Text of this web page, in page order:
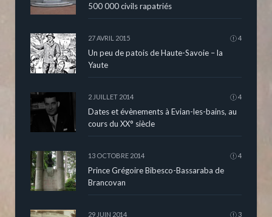
500 000 civils rapatriés
27 AVRIL 2015 4
Un peu de patois de Haute-Savoie – la
Yaute
2 JUILLET 2014 4
Dates et évènements à Evian-les-bains, au
cours du XX° siècle
13 OCTOBRE 2014 4
Prince Grégoire Bibesco-Bassaraba de
Brancovan
29 JUIN 2014 3